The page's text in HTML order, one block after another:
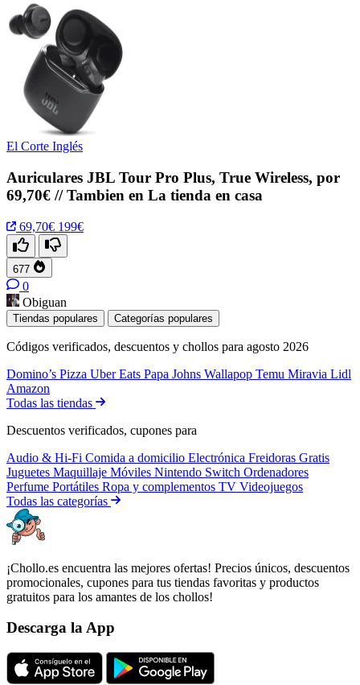
El Corte Inglés
Auriculares JBL Tour Pro Plus, True Wireless, por
69,70€ // Tambien en La tienda en casa
69,70€ 199€
677
0
Obiguan
Tiendas populares Categorías populares
Códigos verificados, descuentos y chollos para agosto 2026
Domino’s Pizza Uber Eats Papa Johns Wallapop Temu Miravia Lidl
Amazon
Todas las tiendas
Descuentos verificados, cupones para
Audio & Hi-Fi Comida a domicilio Electrónica Freidoras Gratis
Juguetes Maquillaje Móviles Nintendo Switch Ordenadores
Perfume Portátiles Ropa y complementos TV Videojuegos
Todas las categorías
¡Chollo.es encuentra las mejores ofertas! Precios únicos, descuentos
promocionales, cupones para tus tiendas favoritas y productos
gratuitos para los amantes de los chollos!
Descarga la App